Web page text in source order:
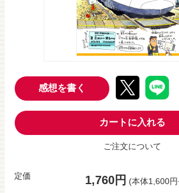
感想を書く
カートに入れる
ご注文について
定価 1,760円 (本体1,600